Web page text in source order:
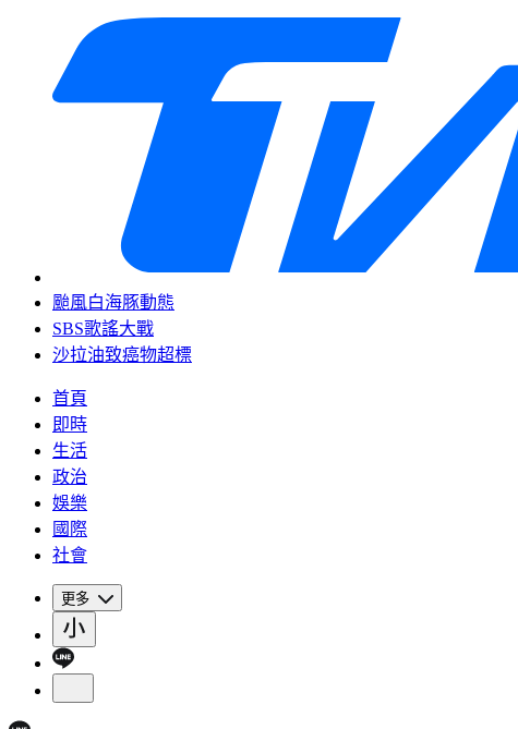
颱風白海豚動態
SBS歌謠大戰
沙拉油致癌物超標
首頁
即時
生活
政治
娛樂
國際
社會
更多